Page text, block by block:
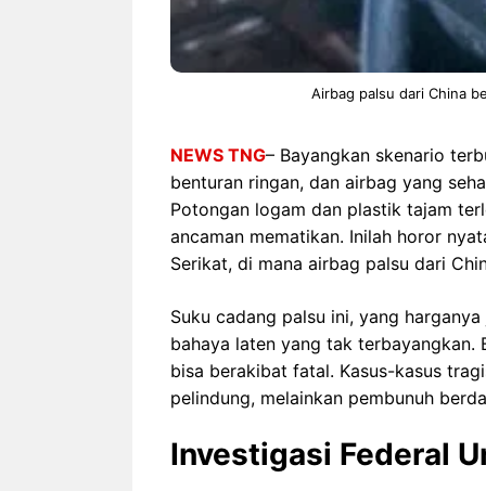
Airbag palsu dari China
NEWS TNG– Bayangkan skenario
benturan ringan, dan airbag yang
Potongan logam dan plastik tajam
ancaman mematikan. Inilah horor
Serikat, di mana airbag palsu dari
Suku cadang palsu ini, yang
bahaya laten yang tak
bisa berakibat fatal. Kasus-kasus
pelindung, melainkan pembunuh
Investigasi Federal